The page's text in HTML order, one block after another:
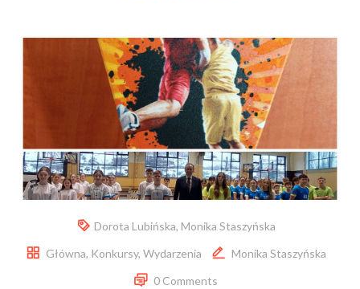
Dorota Lubińska, Monika Staszyńska
Główna, Konkursy, Wydarzenia
Monika Staszyńska
0 Comments